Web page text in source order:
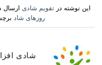
این نوشته درتقویم شادی ارسال
روزهای شاد
شادی افزا